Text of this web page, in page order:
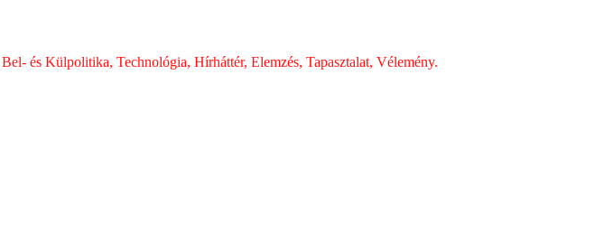
és Külpolitika, Technológia, Hírháttér, Elemzés, Tapasztalat, Vélemény.